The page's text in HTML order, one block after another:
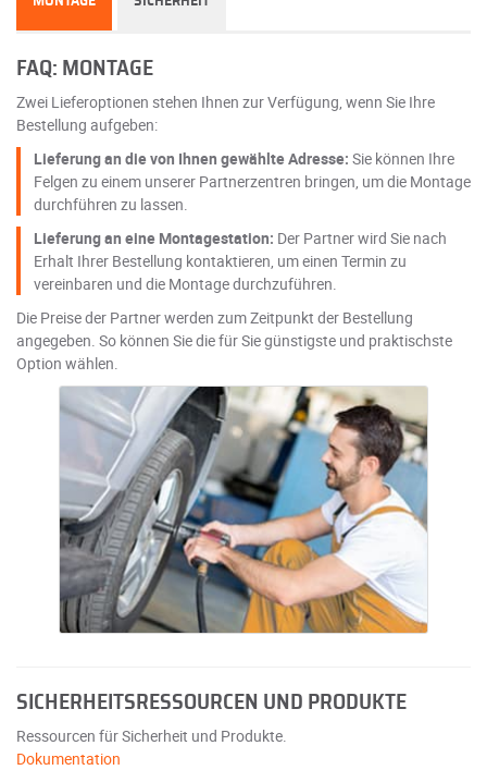
FAQ: MONTAGE
Zwei Lieferoptionen stehen Ihnen zur Verfügung, wenn Sie Ihre
Bestellung aufgeben:
Lieferung an die von Ihnen gewählte Adresse: Sie können Ihre
Felgen zu einem unserer Partnerzentren bringen, um die Montage
durchführen zu lassen.
Lieferung an eine Montagestation: Der Partner wird Sie nach
Erhalt Ihrer Bestellung kontaktieren, um einen Termin zu
vereinbaren und die Montage durchzuführen.
Die Preise der Partner werden zum Zeitpunkt der Bestellung
angegeben. So können Sie die für Sie günstigste und praktischste
Option wählen.
SICHERHEITSRESSOURCEN UND PRODUKTE
Ressourcen für Sicherheit und Produkte.
Dokumentation